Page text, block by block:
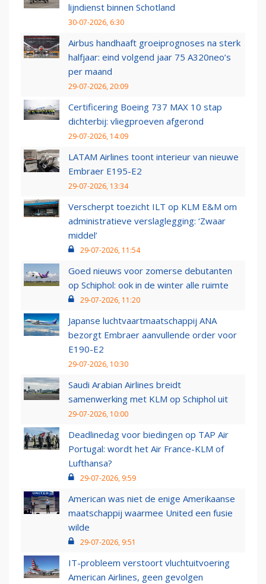
lijndienst binnen Schotland
30-07-2026, 6:30
Airbus handhaaft groeiprognoses na sterk
halfjaar: eind volgend jaar 75 A320neo’s
per maand
29-07-2026, 20:09
Certificering Boeing 737 MAX 10 stap
dichterbij: vliegproeven afgerond
29-07-2026, 14:09
LATAM Airlines toont interieur van nieuwe
Embraer E195-E2
29-07-2026, 13:34
Verscherpt toezicht ILT op KLM E&M om
administratieve verslaglegging: ‘Zwaar
middel’
29-07-2026, 11:54
Goed nieuws voor zomerse debutanten
op Schiphol: ook in de winter alle ruimte
29-07-2026, 11:20
Japanse luchtvaartmaatschappij ANA
bezorgt Embraer aanvullende order voor
E190-E2
29-07-2026, 10:30
Saudi Arabian Airlines breidt
samenwerking met KLM op Schiphol uit
29-07-2026, 10:00
Deadlinedag voor biedingen op TAP Air
Portugal: wordt het Air France-KLM of
Lufthansa?
29-07-2026, 9:59
American was niet de enige Amerikaanse
maatschappij waarmee United een fusie
wilde
29-07-2026, 9:51
IT-probleem verstoort vluchtuitvoering
American Airlines, geen gevolgen